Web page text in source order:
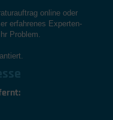
online oder
erfahrenes Experten-
Problem.